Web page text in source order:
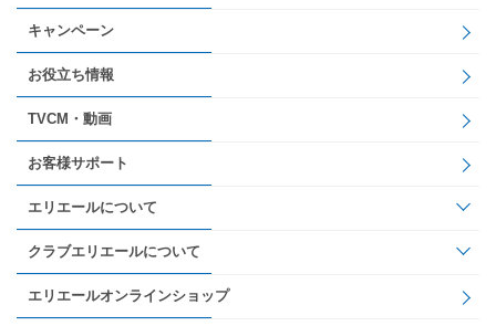
キャンペーン
お役立ち情報
TVCM・動画
お客様サポート
エリエールについて
クラブエリエールについて
エリエールオンラインショップ